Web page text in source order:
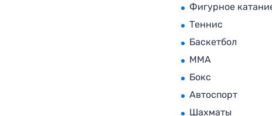
Фигурное
Теннис
Баскетбол
MMA
Бокс
Автоспорт
Шахматы